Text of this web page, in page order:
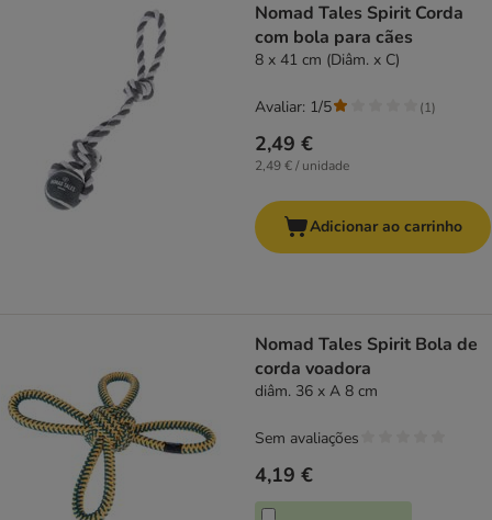
Nomad Tales Spirit Corda
com bola para cães
8 x 41 cm (Diâm. x C)
2,49 €
2,49 € / unidade
Avaliar: 1/5 (1)
Adicionar ao carrinho
Nomad Tales Spirit Bola de
corda voadora
diâm. 36 x A 8 cm
4,19 €
Sem avaliações